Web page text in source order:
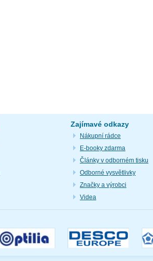
Zajímavé odkazy
Nákupní rádce
E-booky zdarma
Články v odborném tisku
Odborné vysvětlivky
Značky a výrobci
Videa